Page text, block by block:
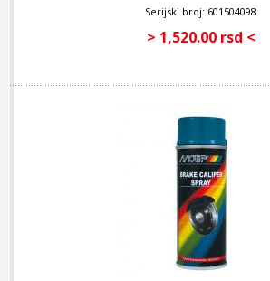
Serijski broj: 601504098
> 1,520.00 rsd <